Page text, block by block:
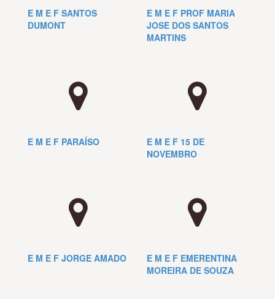
E M E F SANTOS
DUMONT
E M E F PROF MARIA
JOSE DOS SANTOS
MARTINS
E M E F PARAÍSO
E M E F 15 DE
NOVEMBRO
E M E F JORGE AMADO
E M E F EMERENTINA
MOREIRA DE SOUZA